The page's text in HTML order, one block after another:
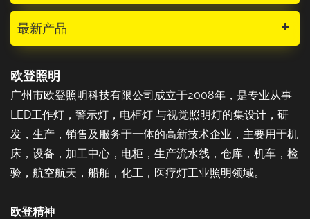
最新产品
欧登照明
广州市欧登照明科技有限公司成立于2008年，是专业从事
LED工作灯，警示灯，电柜灯 与视觉照明灯的集设计，研
发，生产，销售及服务于一体的高新技术企业，主要用于机
床，设备，加工中心，电柜，生产流水线，仓库，机车，检
验，航空航天，船舶，化工，医疗灯工业照明领域。
欧登精神